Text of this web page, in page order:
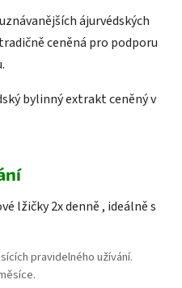
ájurvédských
ceněná pro podporu
bylinný extrakt ceněný v
lžičky 2x denně , ideálně s
pravidelného užívání.